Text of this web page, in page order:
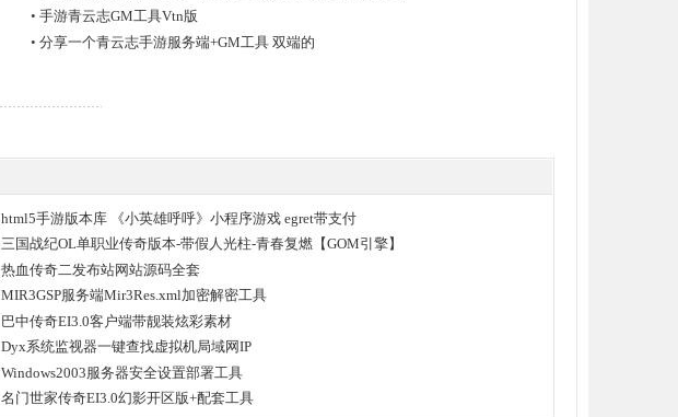
• 手游青云志GM工具Vtn版
• 分享一个青云志手游服务端+GM工具 双端的
html5手游版本库 《小英雄呼呼》小程序游戏 egret带支付
三国战纪OL单职业传奇版本-带假人光柱-青春复燃【GOM引擎】
热血传奇二发布站网站源码全套
MIR3GSP服务端Mir3Res.xml加密解密工具
巴中传奇EI3.0客户端带靓装炫彩素材
Dyx系统监视器一键查找虚拟机局域网IP
Windows2003服务器安全设置部署工具
名门世家传奇EI3.0幻影开区版+配套工具